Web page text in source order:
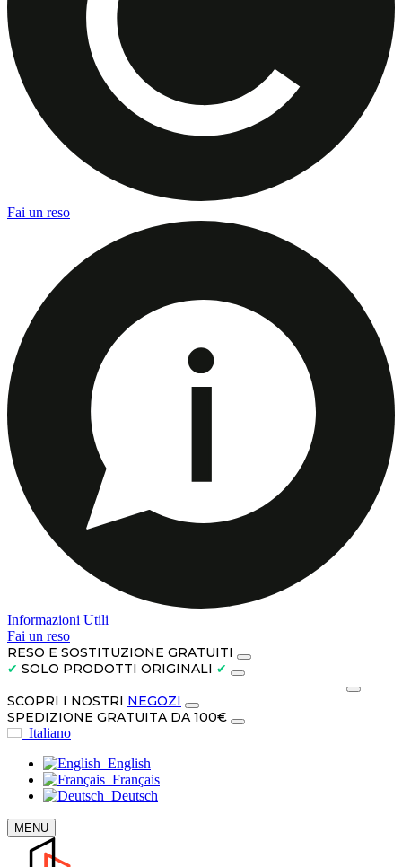
Fai un reso
Informazioni Utili
Fai un reso
RESO E SOSTITUZIONE GRATUITI
✔ SOLO PRODOTTI ORIGINALI ✔
SCOPRI I NOSTRI NEGOZI
SPEDIZIONE GRATUITA DA 100€
Italiano
English
Français
Deutsch
MENU